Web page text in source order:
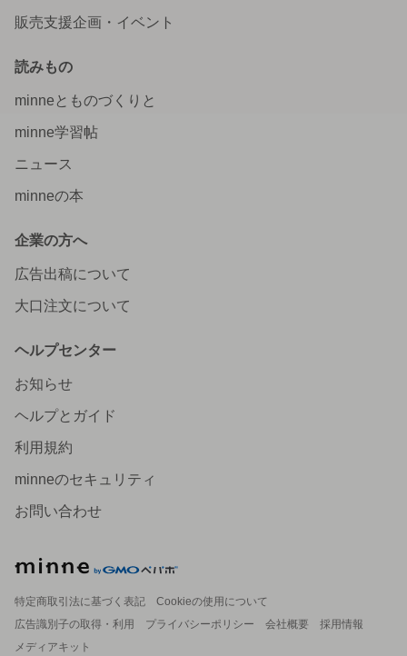
販売支援企画・イベント
読みもの
minneとものづくりと
minne学習帖
ニュース
minneの本
企業の方へ
広告出稿について
大口注文について
ヘルプセンター
お知らせ
ヘルプとガイド
利用規約
minneのセキュリティ
お問い合わせ
特定商取引法に基づく表記
Cookieの使用について
広告識別子の取得・利用
プライバシーポリシー 会社概要
採用情報
メディアキット